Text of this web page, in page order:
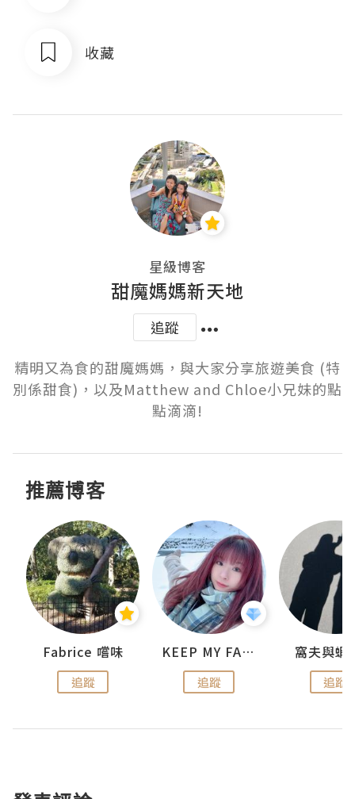
收藏
星級博客
甜魔媽媽新天地
追蹤
精明又為食的甜魔媽媽，與大家分享旅遊美食 (特
別係甜食)，以及Matthew and Chloe小兄妹的點
點滴滴!
推薦博客
Fabrice 嚐味
追蹤
KEEP MY FAITH
追蹤
窩夫與蝦
追蹤